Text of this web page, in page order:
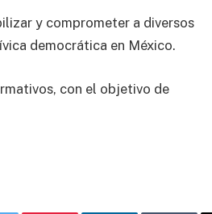
y comprometer a diversos
democrática en México.
con el objetivo de